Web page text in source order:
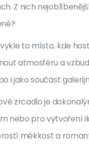
Z nich
to místo, kde
atmosféru a
i jako součást
zrcadlo je
nebo pro vytvoření
měkkost a